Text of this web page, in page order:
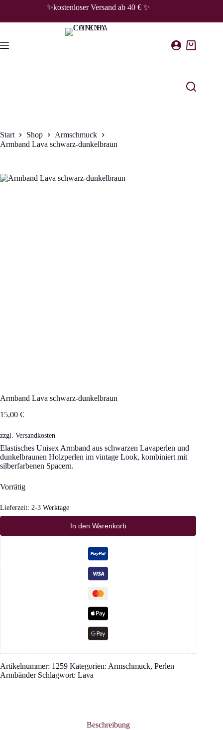
springen
✨kostenloser Versand ab 40 € ✨
Warenkorb
Start Shop
Armschmuck
Armband Lava schwarz-dunkelbraun
Armband Lava schwarz-dunkelbraun
15,00 €
zzgl. Versandkosten
Elastisches Unisex Armband aus schwarzen Lavaperlen und
dunkelbraunen Holzperlen im vintage Look, kombiniert mit
silberfarbenen Spacern.
Vorrätig
Lieferzeit: 2-3 Werktage
In den Warenkorb
Artikelnummer: 1259 Kategorien: Armschmuck, Perlen
Armbänder Schlagwort: Lava
Beschreibung